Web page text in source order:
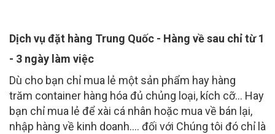
Dịch vụ đặt hàng Trung Quốc - Hàng về sau chỉ từ 1
- 3 ngày làm việc
Dù cho bạn chỉ mua lẻ một sản phẩm hay hàng
trăm container hàng hóa đủ chủng loại, kích cỡ... Hay
bạn chỉ mua lẻ để xài cá nhân hoặc mua về bán lại,
nhập hàng về kinh doanh.... đối với Chúng tôi đó chỉ là